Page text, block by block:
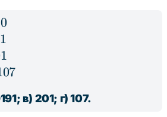
в) 201; г) 107.